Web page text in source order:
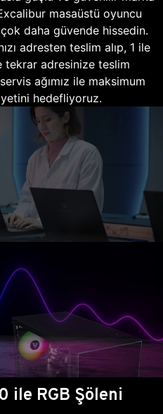
masaüstü oyuncu
daha güvende hissedin.
adresten teslim alıp, 1 ile
tekrar adresinize teslim
ağımız ile maksimum
hedefliyoruz.
ile RGB Şöleni